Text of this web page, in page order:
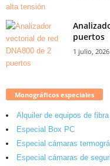
puertos
1 julio, 2026
Monográficos especiales
Alquiler de equipos de
Especial Box PC
Especial cámaras
Especial cámaras de